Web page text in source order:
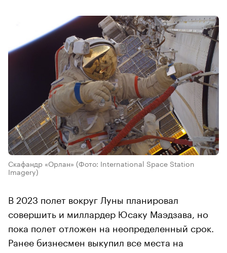
Скафандр «Орлан» (Фото: International Space Station
Imagery)
В 2023 полет вокруг Луны планировал
совершить и миллардер Юсаку Маэдзава, но
пока полет отложен на неопределенный срок.
Ранее бизнесмен выкупил все места на